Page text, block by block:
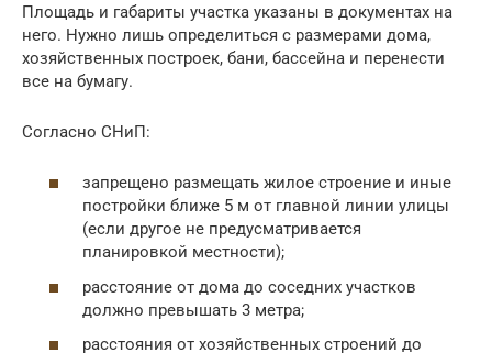
Площадь и габариты участка указаны в документах на
него. Нужно лишь определиться с размерами дома,
хозяйственных построек, бани, бассейна и перенести
все на бумагу.
Согласно СНиП:
запрещено размещать жилое строение и иные
постройки ближе 5 м от главной линии улицы
(если другое не предусматривается
планировкой местности);
расстояние от дома до соседних участков
должно превышать 3 метра;
расстояния от хозяйственных строений до